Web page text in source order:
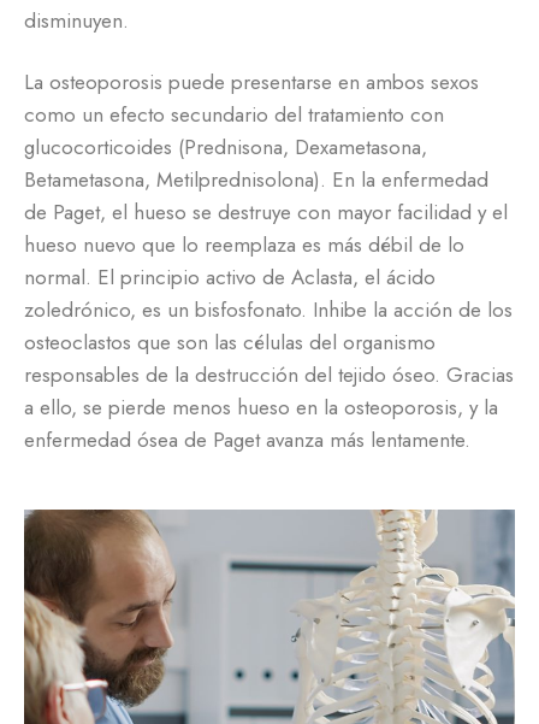
disminuyen.
La osteoporosis puede presentarse en ambos sexos
como un efecto secundario del tratamiento con
glucocorticoides (Prednisona, Dexametasona,
Betametasona, Metilprednisolona). En la enfermedad
de Paget, el hueso se destruye con mayor facilidad y el
hueso nuevo que lo reemplaza es más débil de lo
normal. El principio activo de Aclasta, el ácido
zoledrónico, es un bisfosfonato. Inhibe la acción de los
osteoclastos que son las células del organismo
responsables de la destrucción del tejido óseo. Gracias
a ello, se pierde menos hueso en la osteoporosis, y la
enfermedad ósea de Paget avanza más lentamente.